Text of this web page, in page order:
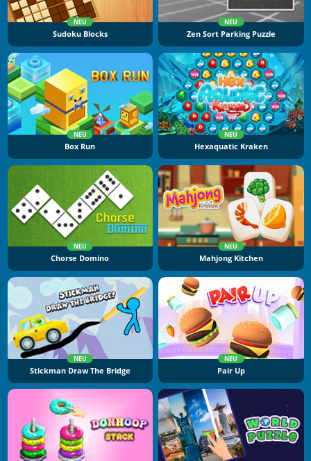
NEU
Sudoku Blocks
NEU
Zen Sort Parking Puzzle
NEU
Box Run
NEU
Hexaquatic Kraken
NEU
Chorse Domino
NEU
Mahjong Kitchen
NEU
Stickman Draw The Bridge
NEU
Pair Up